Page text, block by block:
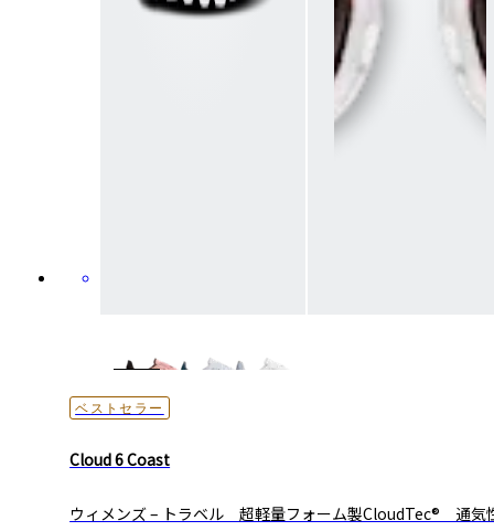
ベストセラー
Cloud 6 Coast
ウィメンズ – トラベル 超軽量フォーム製CloudTec® ​通気